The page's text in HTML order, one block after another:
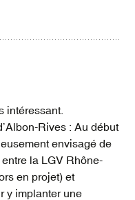
intéressant.
Rives : Au début
envisagé de
la LGV Rhône-
en projet) et
y implanter une